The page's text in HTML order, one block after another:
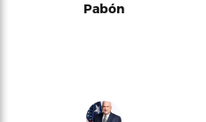
Pabón